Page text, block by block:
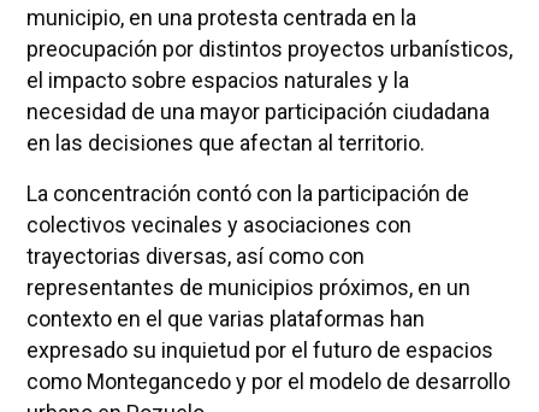
municipio, en una protesta centrada en la
preocupación por distintos proyectos urbanísticos,
el impacto sobre espacios naturales y la
necesidad de una mayor participación ciudadana
en las decisiones que afectan al territorio.
La concentración contó con la participación de
colectivos vecinales y asociaciones con
trayectorias diversas, así como con
representantes de municipios próximos, en un
contexto en el que varias plataformas han
expresado su inquietud por el futuro de espacios
como Montegancedo y por el modelo de desarrollo